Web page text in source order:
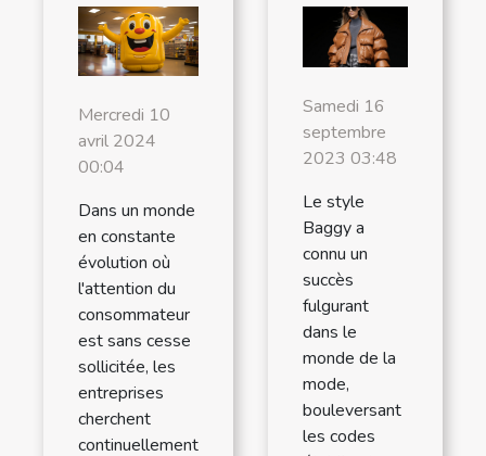
Mercredi 10
avril 2024
00:04
Dans un monde
en constante
évolution où
l'attention du
consommateur
est sans cesse
sollicitée, les
entreprises
cherchent
continuellement
Samedi 16
septembre
2023 03:48
Le style
Baggy a
connu un
succès
fulgurant
dans le
monde de la
mode,
bouleversant
les codes